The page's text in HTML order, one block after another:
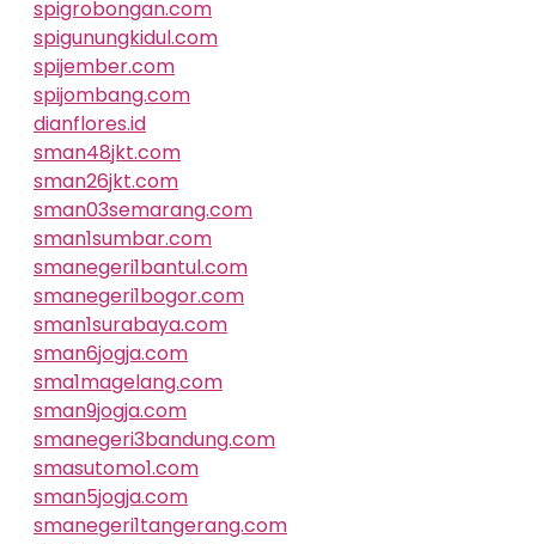
spigrobongan.com
spigunungkidul.com
spijember.com
spijombang.com
dianflores.id
sman48jkt.com
sman26jkt.com
sman03semarang.com
sman1sumbar.com
smanegeri1bantul.com
smanegeri1bogor.com
sman1surabaya.com
sman6jogja.com
sma1magelang.com
sman9jogja.com
smanegeri3bandung.com
smasutomo1.com
sman5jogja.com
smanegeri1tangerang.com